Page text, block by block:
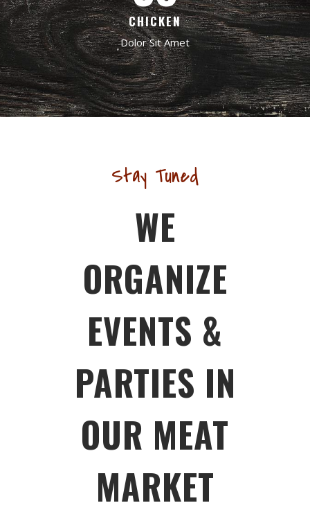
CHICKEN
Dolor Sit Amet
Stay Tuned
WE
ORGANIZE
EVENTS &
PARTIES IN
OUR MEAT
MARKET